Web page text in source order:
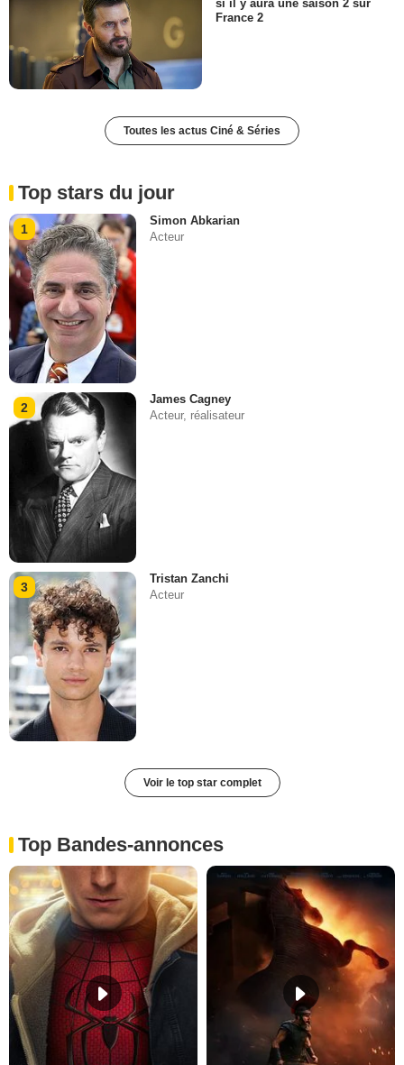
si il y aura une saison 2 sur
France 2
Toutes les actus Ciné & Séries
Top stars du jour
1
Simon Abkarian
Acteur
2
James Cagney
Acteur, réalisateur
3
Tristan Zanchi
Acteur
Voir le top star complet
Top Bandes-annonces